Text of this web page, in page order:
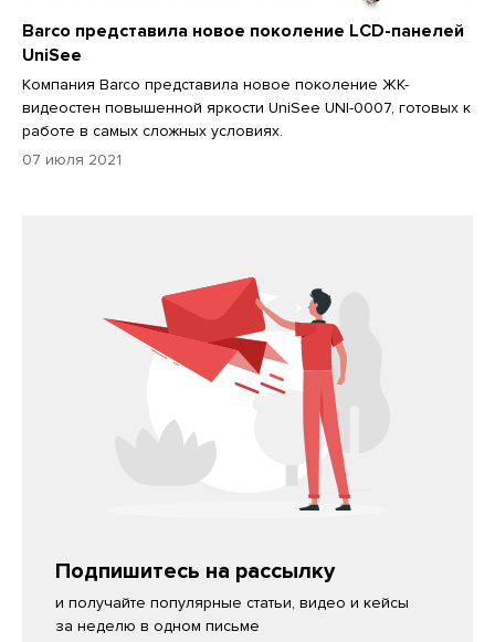
Barco представила новое поколение LCD-панелей
UniSee
Компания Barco представила новое поколение ЖК-
видеостен повышенной яркости UniSee UNI-0007, готовых к
работе в самых сложных условиях.
07 июля 2021
Подпишитесь на рассылку
и получайте популярные статьи, видео и кейсы
за неделю в одном письме